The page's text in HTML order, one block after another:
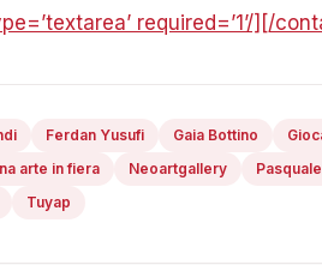
required=’1’/][/
Ferdan Yusufi Gaia Bottino
arte in fiera Neoartgallery
Tuyap